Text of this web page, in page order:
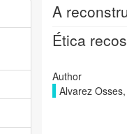
A
Ética
Author
Alvarez